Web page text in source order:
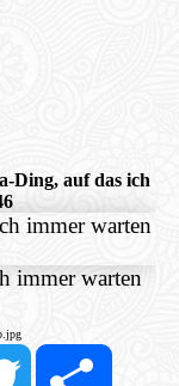
Ding, auf das ich
immer warten
Twitter